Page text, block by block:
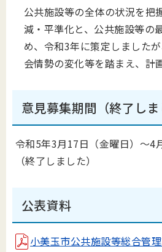
公共施設等の全体の状況を把
減・平準化と、公共施設等の
め、令和3年に策定しました
会情勢の変化等を踏まえ、計
意見募集期間（終了しま
令和5年3月17日（金曜日）～4
（終了しました）
公表資料
小美玉市公共施設等総合管